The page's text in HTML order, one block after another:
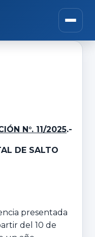
Abrir
N°. 11/2025.-
DE SALTO
presentada
del 10 de